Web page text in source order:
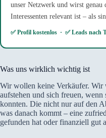
unser Netzwerk und wirst genau
Interessenten relevant ist – als
✅ Profil kostenlos · ✅ Leads nach
Was uns wirklich wichtig ist
Wir wollen keine Verkäufer. Wir
aufstehen und sich freuen,
konnten. Die nicht nur auf den
was danach kommt – eine
gefunden hat oder finanziell gut